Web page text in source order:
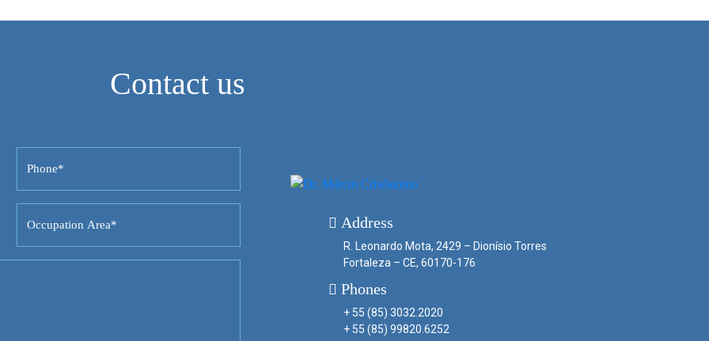
Contact us
Address
R. Leonardo Mota, 2429 – Dionísio Torres
Fortaleza – CE, 60170-176
Phones
+ 55 (85) 3032.2020
+ 55 (85) 99820.6252